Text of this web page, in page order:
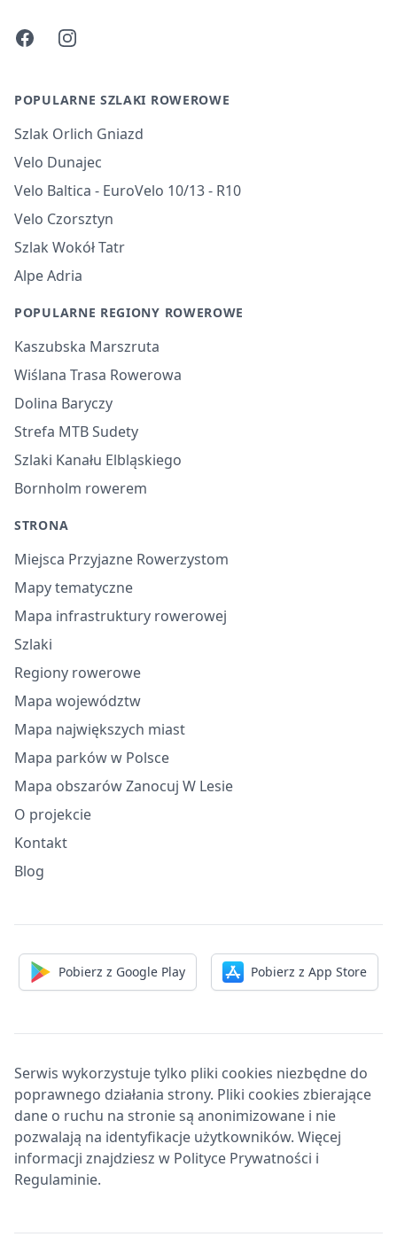
FacebookInstagram
POPULARNE SZLAKI ROWEROWE
Szlak Orlich Gniazd
Velo Dunajec
Velo Baltica - EuroVelo 10/13 - R10
Velo Czorsztyn
Szlak Wokół Tatr
Alpe Adria
POPULARNE REGIONY ROWEROWE
Kaszubska Marszruta
Wiślana Trasa Rowerowa
Dolina Baryczy
Strefa MTB Sudety
Szlaki Kanału Elbląskiego
Bornholm rowerem
STRONA
Miejsca Przyjazne Rowerzystom
Mapy tematyczne
Mapa infrastruktury rowerowej
Szlaki
Regiony rowerowe
Mapa województw
Mapa największych miast
Mapa parków w Polsce
Mapa obszarów Zanocuj W Lesie
O projekcie
Kontakt
Blog
Pobierz z Google Play Pobierz z App Store
Serwis wykorzystuje tylko pliki cookies niezbędne do
poprawnego działania strony. Pliki cookies zbierające
dane o ruchu na stronie są anonimizowane i nie
pozwalają na identyfikacje użytkowników. Więcej
informacji znajdziesz w Polityce Prywatności i
Regulaminie.